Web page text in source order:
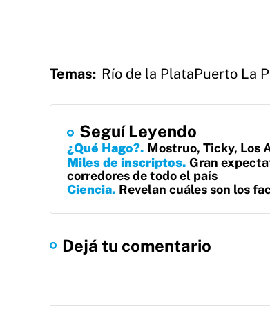
Temas: Río de la PlataPuerto La
Seguí Leyendo
¿Qué Hago? Mostruo, Ticky, Los
Miles de inscriptos Gran
corredores de todo el país
Ciencia Revelan cuáles son los
Dejá tu comentario